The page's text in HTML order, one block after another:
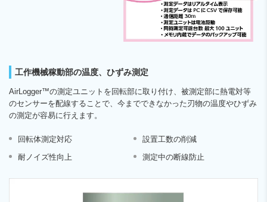
工作機械稼動部の温度、ひずみ測定
AirLogger™の測定ユニットを回転部に取り付け、被測定部に熱電対等
のセンサーを配線することで、今までできなかった刃物の温度やひずみ
の測定が容易に行えます。
回転体測定対応
設置工数の削減
耐ノイズ性向上
測定中の断線防止